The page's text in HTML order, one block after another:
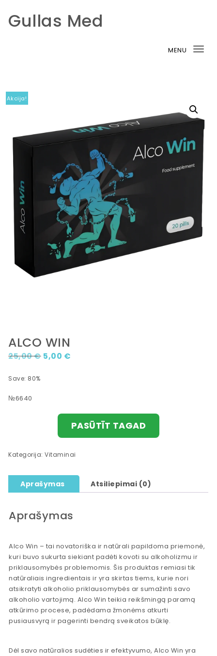
Skip to content
Gullas Med
MENU
Akcija!
ALCO WIN
25,00€ Original price was: 25,00 €.
5,00 €
Save: 80%
№6640
PASŪTĪT TAGAD
Kategorija:Vitaminai
Aprašymas Atsiliepimai (0)
Aprašymas
Alco Win – tai novatoriška ir natūrali papildoma priemonė,
kuri buvo sukurta siekiant padėti kovoti su alkoholizmu ir
priklausomybės problemomis. Šis produktas remiasi tik
natūraliais ingredientais ir yra skirtas tiems, kurie nori
atsikratyti alkoholio priklausomybės ar sumažinti savo
alkoholio vartojimą. Alco Win teikia reikšmingą paramą
atkūrimo procese, padėdama žmonėms atkurti
pusiausvyrą ir pagerinti bendrą sveikatos būklę.
Dėl savo natūralios sudėties ir efektyvumo, Alco Win yra